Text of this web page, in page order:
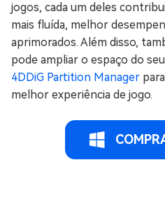
jogos, cada um deles
mais fluída, melhor
aprimorados. Além disso,
pode ampliar o espaço do
4DDiG Partition Manager
melhor experiência de jogo.